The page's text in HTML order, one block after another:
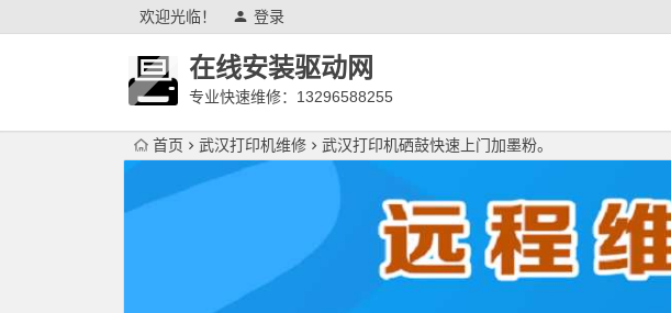
欢迎光临！ 登录
在线安装驱动网
专业快速维修：13296588255
首页 武汉打印机维修 武汉打印机硒鼓快速上门加墨粉。